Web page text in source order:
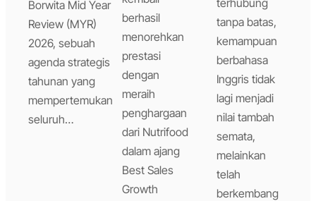
Borwita Mid Year
Review (MYR)
2026, sebuah
agenda strategis
tahunan yang
mempertemukan
seluruh…
berhasil
menorehkan
prestasi
dengan
meraih
penghargaan
dari Nutrifood
dalam ajang
Best Sales
Growth
tanpa batas,
kemampuan
berbahasa
Inggris tidak
lagi menjadi
nilai tambah
semata,
melainkan
telah
berkembang